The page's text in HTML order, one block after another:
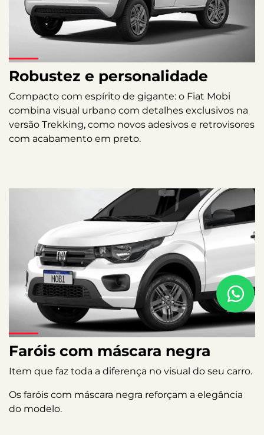
Robustez e personalidade
Compacto com espírito de gigante: o Fiat Mobi
combina visual urbano com detalhes exclusivos na
versão Trekking, como novos adesivos e retrovisores
com acabamento em preto.
Faróis com máscara negra
Item que faz toda a diferença no visual do seu carro.
Os faróis com máscara negra reforçam a elegância
do modelo.